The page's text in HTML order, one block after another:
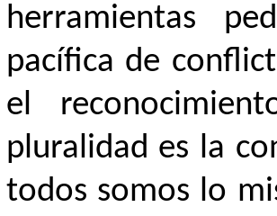
herramientas
pacífica de
el
pluralidad es la
todos somos lo